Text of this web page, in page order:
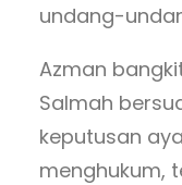
undang-
Azman
Salmah
keputusan
menghukum,